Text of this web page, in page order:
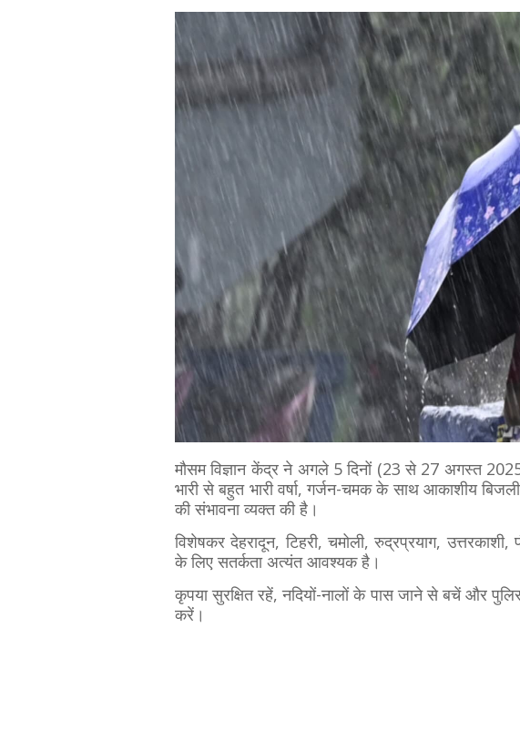
मौसम विज्ञान केंद्र ने अगले 5 दिनों (23 से 27 अगस्त
भारी से बहुत भारी वर्षा, गर्जन-चमक के साथ आकाशीय
की संभावना व्यक्त की है।
विशेषकर देहरादून, टिहरी, चमोली, रुद्रप्रयाग, उत्तरकाशी,
के लिए सतर्कता अत्यंत आवश्यक है।
कृपया सुरक्षित रहें, नदियों-नालों के पास जाने से बचें और पुलिस
करें।